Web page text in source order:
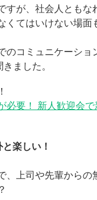
すが、社会人ともな
てはいけない場面
のコミュニケーショ
ました。
必要！ 新人歓迎会
楽しい！
、上司や先輩からの